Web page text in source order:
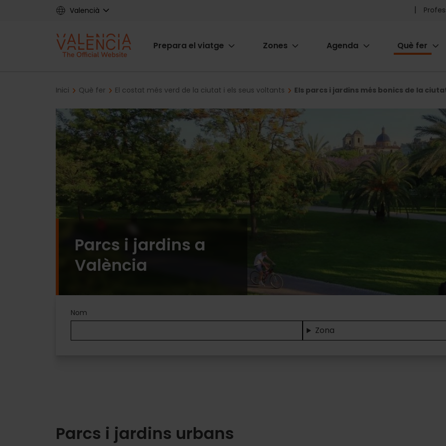
Valencià
Pre
Main
Prepara el viatge Zones Agenda Què fer
Breadcrumb
Inici Què fer El costat més verd de la ciutat i els seus voltants Els parcs i jardins més bonics de la
Parcs i jardins a
València
Parques
y
Nom
Zona
Parcs i jardins urbans